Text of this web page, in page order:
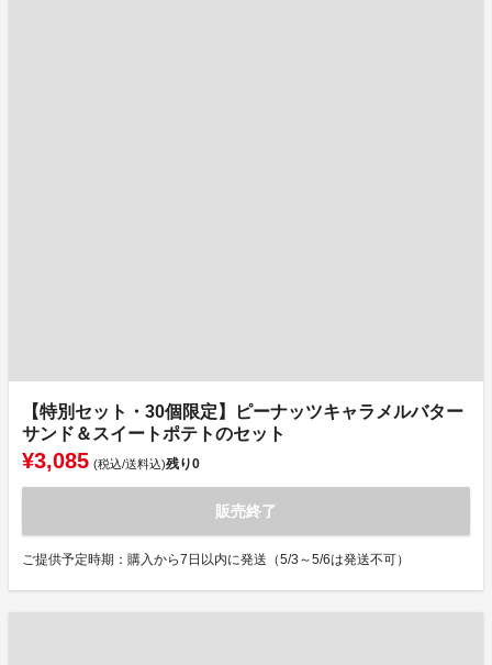
【特別セット・30個限定】ピーナッツキャラメルバター
サンド＆スイートポテトのセット
¥3,085 (税込/送料込)残り0
販売終了
ご提供予定時期：購入から7日以内に発送（5/3～5/6は発送不可）